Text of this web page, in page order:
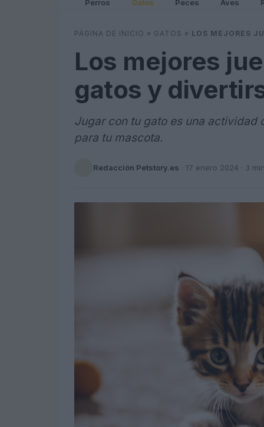
Perros Gatos Peces Aves
PÁGINA DE INICIO » GATOS » LOS MEJORES
Los mejores
gatos y
Jugar con tu gato es una
para tu mascota.
Redacción Petstory.es · 17 enero 2024 · 3 min